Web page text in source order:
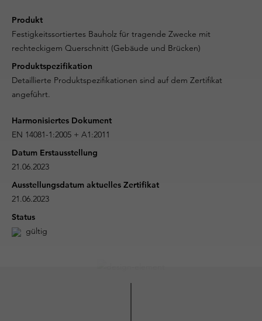
Produkt
Festigkeitssortiertes Bauholz für tragende Zwecke mit
rechteckigem Querschnitt (Gebäude und Brücken)
Produktspezifikation
Detaillierte Produktspezifikationen sind auf dem Zertifikat
angeführt.
Harmonisiertes Dokument
EN 14081-1:2005 + A1:2011
Datum Erstausstellung
21.06.2023
Ausstellungsdatum aktuelles Zertifikat
21.06.2023
Status
gültig